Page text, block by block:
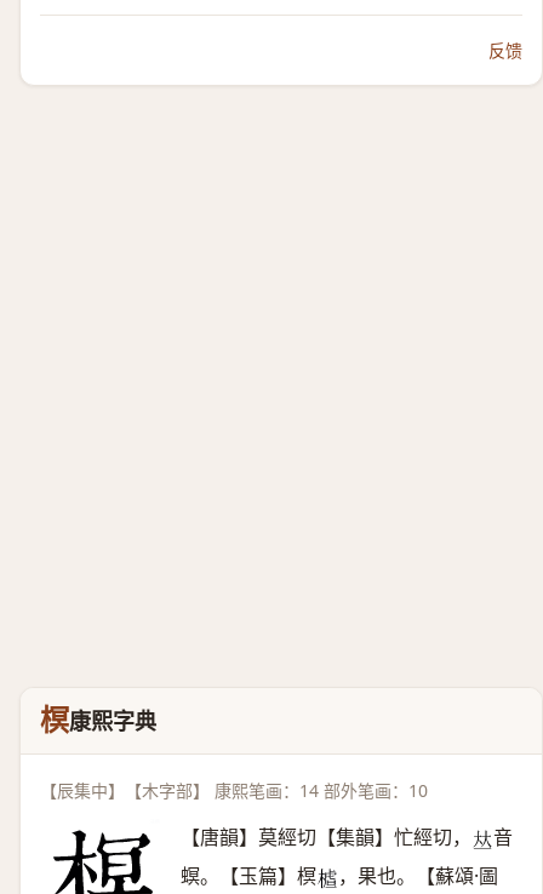
反馈
榠康熙字典
【辰集中】【木字部】 康熙笔画：14 部外笔画：10
【唐韻】莫經切【集韻】忙經切， 𠀤音
螟。【玉篇】榠𣙁 ，果也。【蘇頌·圖